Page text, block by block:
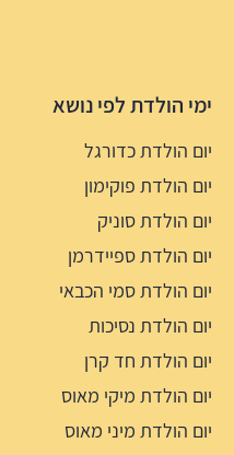
ימי הולדת לפי נושא
יום הולדת כדורגל
יום הולדת פוקימון
יום הולדת סוניק
יום הולדת ספיידרמן
יום הולדת סמי הכבאי
יום הולדת נסיכות
יום הולדת חד קרן
יום הולדת מיקי מאוס
יום הולדת מיני מאוס